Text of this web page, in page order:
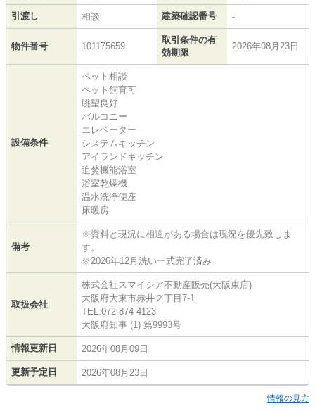
引渡し 相談 建築確認番号 -
物件番号 101175659
取引条件の有
効期限
2026年08月23日
設備条件
ペット相談
ペット飼育可
眺望良好
バルコニー
エレベーター
システムキッチン
アイランドキッチン
追焚機能浴室
浴室乾燥機
温水洗浄便座
床暖房
備考
※資料と現況に相違がある場合は現況を優先致しま
す。
※2026年12月洗い一式完了済み
取扱会社
株式会社スマイシア不動産販売(大阪東店)
大阪府大東市赤井２丁目7-1
TEL:072-874-4123
大阪府知事 (1) 第9993号
情報更新日 2026年08月09日
更新予定日 2026年08月23日
情報の見方